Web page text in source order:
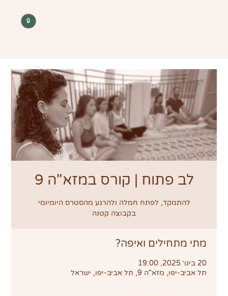
🔒
לב פתוח | קורס במזא"ה 9
בקבוצה קטנה
מתי מתחילים ואיפה?
20 בינו׳ 2025, 19:00
תל אביב-יפו, מזא"ה 9, תל אביב-יפו, ישראל